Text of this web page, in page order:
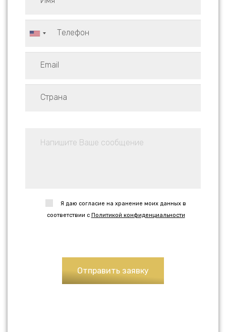
Я даю согласие на хранение моих данных в
соответствии с Политикой конфиденциальности